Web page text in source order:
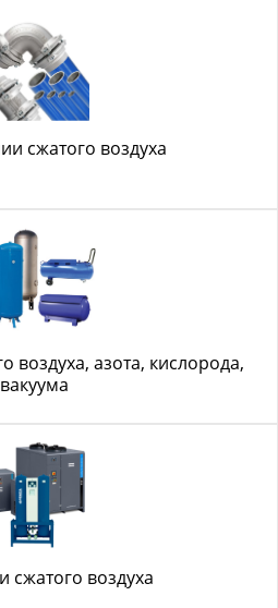
сжатого воздуха
воздуха, азота, кислорода,
вакуума
сжатого воздуха